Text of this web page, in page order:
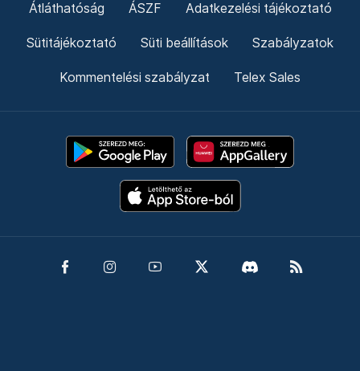
Átláthatóság ÁSZF Adatkezelési tájékoztató
Sütitájékoztató Süti beállítások Szabályzatok
Kommentelési szabályzat Telex Sales